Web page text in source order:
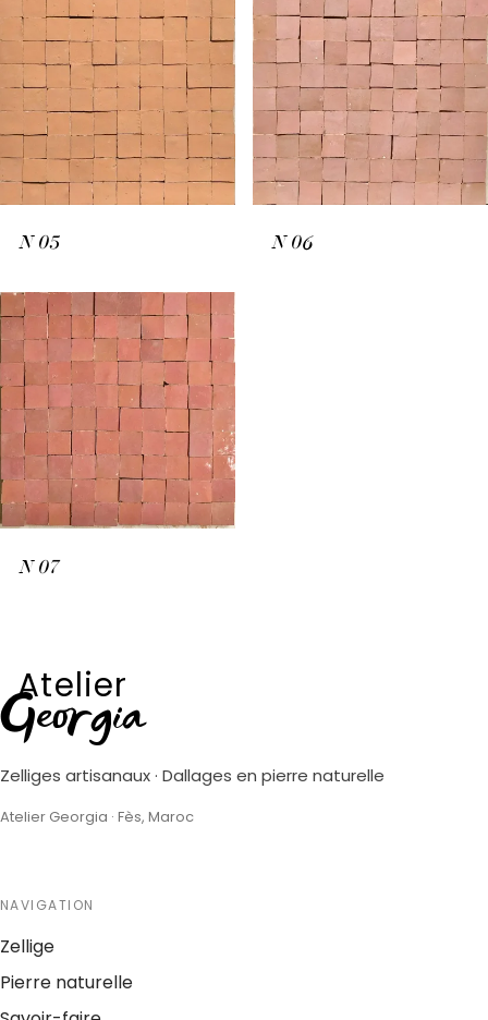
N 05 N 06
N 07
Atelier
Georgia
Zelliges artisanaux · Dallages en pierre naturelle
Atelier Georgia · Fès, Maroc
NAVIGATION
Zellige
Pierre naturelle